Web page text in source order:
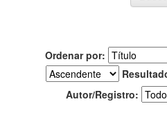
Ordenar por:
Autor/Registro: